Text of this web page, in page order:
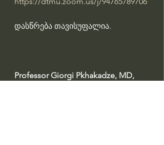
დასწრება თავისუფალია.
Professor Giorgi Pkhakadze, MD,